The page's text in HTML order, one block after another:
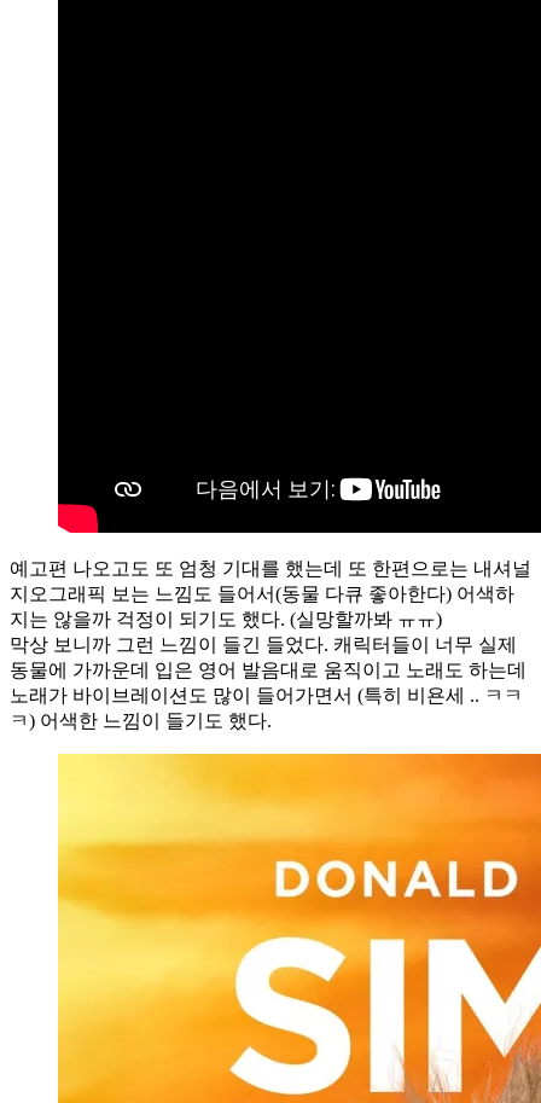
예고편 나오고도 또 엄청 기대를 했는데 또 한편으로는 내셔널
지오그래픽 보는 느낌도 들어서(동물 다큐 좋아한다) 어색하
지는 않을까 걱정이 되기도 했다. (실망할까봐 ㅠㅠ)
막상 보니까 그런 느낌이 들긴 들었다. 캐릭터들이 너무 실제
동물에 가까운데 입은 영어 발음대로 움직이고 노래도 하는데
노래가 바이브레이션도 많이 들어가면서 (특히 비욘세 .. ㅋㅋ
ㅋ) 어색한 느낌이 들기도 했다.